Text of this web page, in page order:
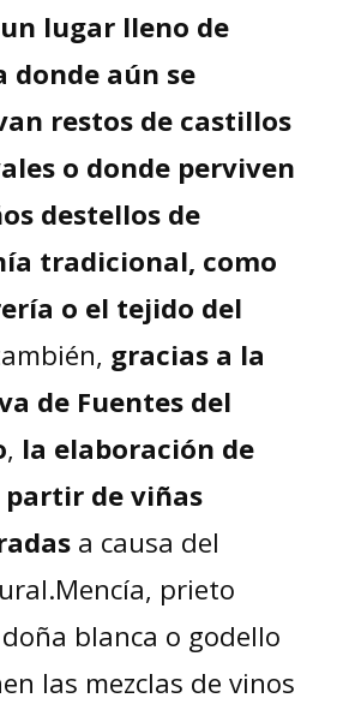
un lugar lleno de
donde aún se
restos de castillos
o donde perviven
destellos de
tradicional, como
o el tejido del
gracias a la
de Fuentes del
, la elaboración de
partir de viñas
a causa del
prieto
blanca o godello
las mezclas de vinos